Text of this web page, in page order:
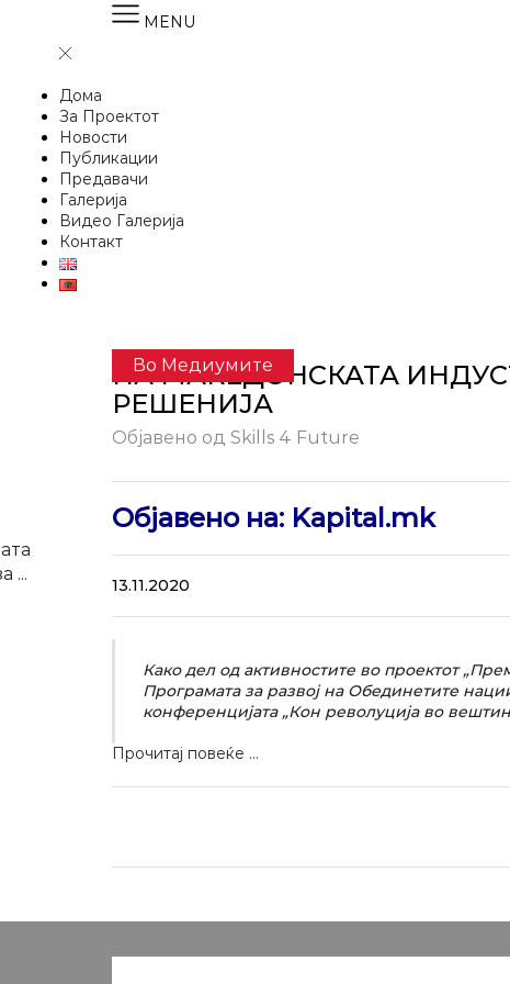
MENU
Дома
За Проектот
Новости
Публикации
Предавачи
Галерија
Видео Галерија
Контакт
Во Медиумите
НА МАКЕДОНСКАТА
РЕШЕНИЈА
Објавено од Skills 4 Future
Објавено на: Kapital.mk
13.11.2020
Како дел од активностите во проектот
Програмата за развој на Обединетите
конференцијата „Кон револуција во
Прочитај повеќе …
...